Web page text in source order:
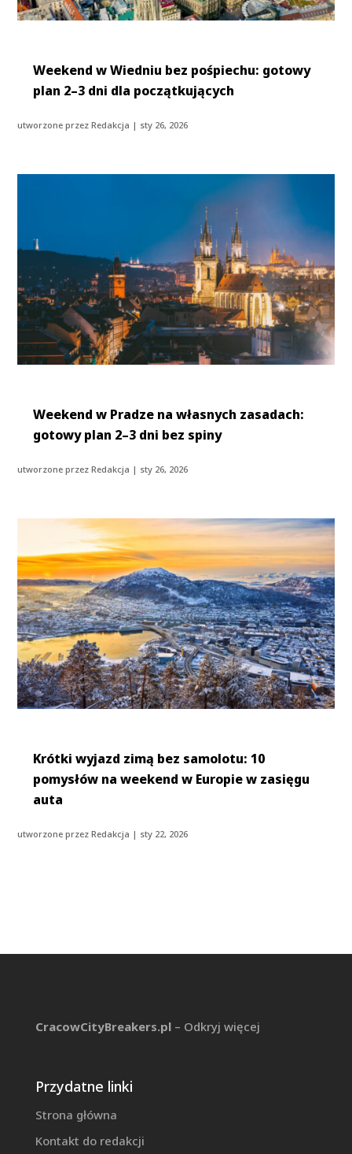
Weekend w Wiedniu bez pośpiechu: gotowy
plan 2–3 dni dla początkujących
utworzone przezRedakcja | sty 26, 2026
Weekend w Pradze na własnych zasadach:
gotowy plan 2–3 dni bez spiny
utworzone przezRedakcja | sty 26, 2026
Krótki wyjazd zimą bez samolotu: 10
pomysłów na weekend w Europie w zasięgu
auta
utworzone przezRedakcja | sty 22, 2026
CracowCityBreakers.pl– Odkryj więcej
Przydatne linki
Strona główna
Kontakt do redakcji